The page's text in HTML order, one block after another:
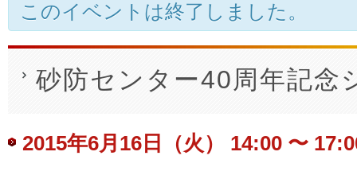
このイベントは終了しました。
砂防センター40周年記念
2015年6月16日（火） 14:00 〜